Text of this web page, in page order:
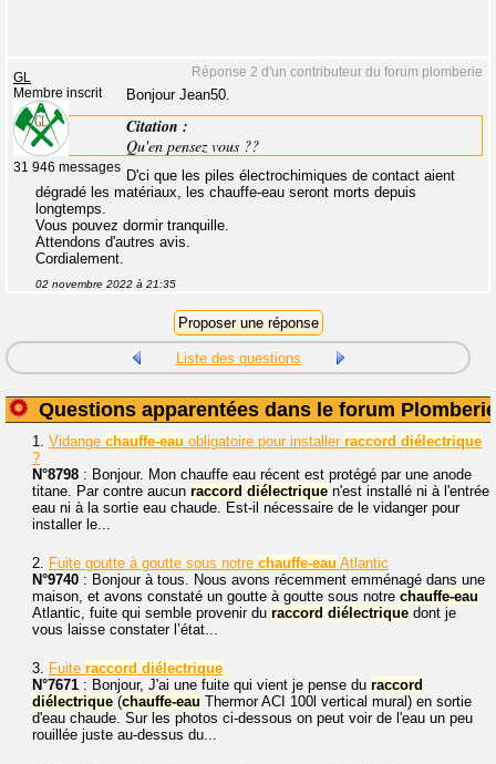
Réponse 2 d'un contributeur du forum plomberie
GL
Membre inscrit
31 946 messages
Bonjour Jean50.
Citation :
Qu'en pensez vous ??
D'ci que les piles électrochimiques de contact aient
dégradé les matériaux, les chauffe-eau seront morts depuis
longtemps.
Vous pouvez dormir tranquille.
Attendons d'autres avis.
Cordialement.
02 novembre 2022 à 21:35
Liste des questions
Questions apparentées dans le forum Plomberie
1. Vidange chauffe-eau obligatoire pour installer raccord diélectrique
?
N°8798 : Bonjour. Mon chauffe eau récent est protégé par une anode
titane. Par contre aucun raccord diélectrique n'est installé ni à l'entrée
eau ni à la sortie eau chaude. Est-il nécessaire de le vidanger pour
installer le...
2. Fuite goutte à goutte sous notre chauffe-eau Atlantic
N°9740 : Bonjour à tous. Nous avons récemment emménagé dans une
maison, et avons constaté un goutte à goutte sous notre chauffe-eau
Atlantic, fuite qui semble provenir du raccord diélectrique dont je
vous laisse constater l’état...
3. Fuite raccord diélectrique
N°7671 : Bonjour, J'ai une fuite qui vient je pense du raccord
diélectrique (chauffe-eau Thermor ACI 100l vertical mural) en sortie
d'eau chaude. Sur les photos ci-dessous on peut voir de l'eau un peu
rouillée juste au-dessus du...